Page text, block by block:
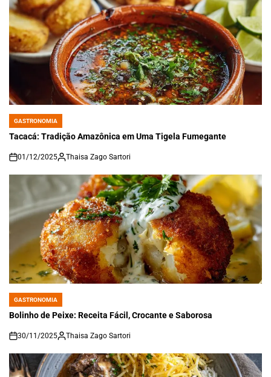
POSTED
IN
GASTRONOMIA
Tacacá: Tradição Amazônica em Uma Tigela Fumegante
on
01/12/2025 Thaisa Zago Sartori
POSTED
IN
GASTRONOMIA
Bolinho de Peixe: Receita Fácil, Crocante e Saborosa
on
30/11/2025 Thaisa Zago Sartori